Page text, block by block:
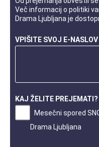
Več informacij o politiki
Drama Ljubljana je
VPIŠITE SVOJ E-
KAJ ŽELITE
Mesečni spored
Drama Ljubljana